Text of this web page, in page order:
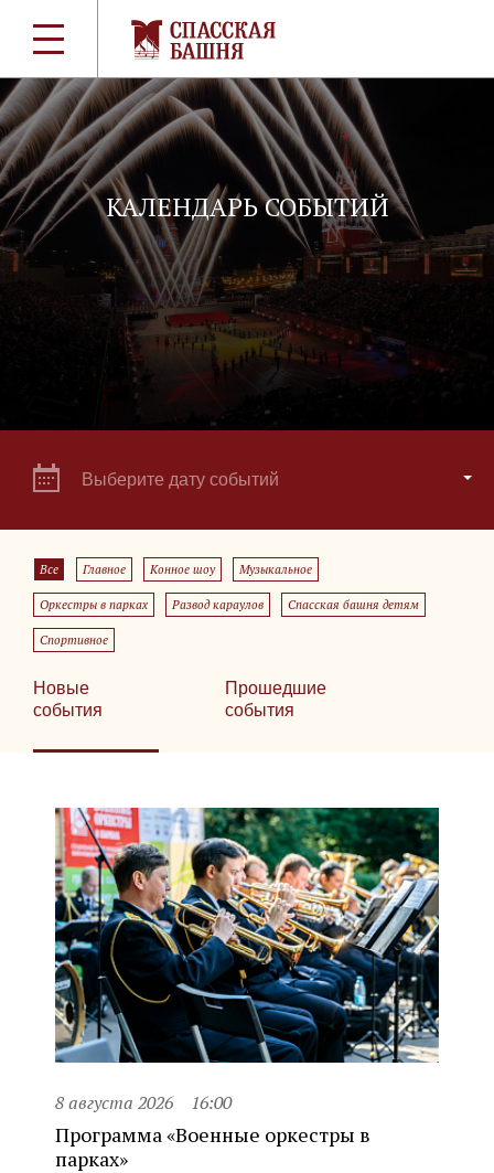
КАЛЕНДАРЬ СОБЫТИЙ
Выберите дату событий
Все Главное Конное шоу Музыкальное
Оркестры в парках Развод караулов Спасская башня детям
Спортивное
Новые
события
Прошедшие
события
8 августа 2026 16:00
Программа «Военные оркестры в
парках»